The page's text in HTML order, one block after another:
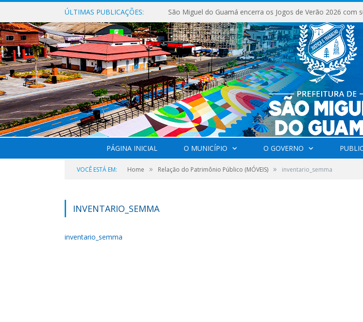
ÚLTIMAS PUBLICAÇÕES:
PÁGINA INICIAL O MUNICÍPIO O GOVERNO
VOCÊ ESTÁ EM: Home » Relação do Patrimônio Público (MÓVEIS) » inventario_semma
INVENTARIO_SEMMA
inventario_semma